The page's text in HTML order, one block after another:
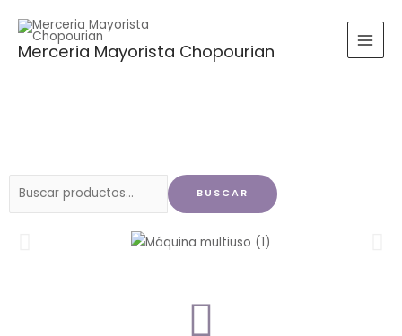
contenido
Merceria Mayorista Chopourian
Buscar
BUSCAR